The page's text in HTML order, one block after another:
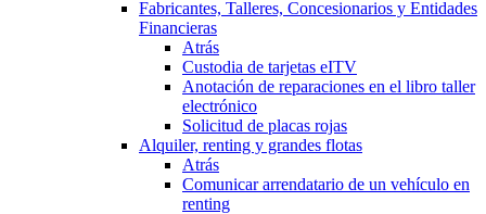
Fabricantes, Talleres, Concesionarios y Entidades
Financieras
Atrás
Custodia de tarjetas eITV
Anotación de reparaciones en el libro taller
electrónico
Solicitud de placas rojas
Alquiler, renting y grandes flotas
Atrás
Comunicar arrendatario de un vehículo en
renting